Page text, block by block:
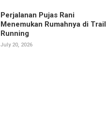
Perjalanan Pujas Rani
Menemukan Rumahnya di Trail
Running
July 20, 2026